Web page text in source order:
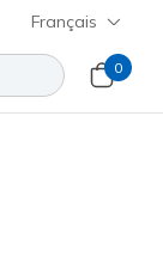
Français
0